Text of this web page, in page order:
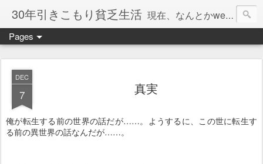
30年引きこもり貧乏生活 現在、なんとかweb系の仕事で食べています。このブログで扱う問題は「この世とはなにか」「人生とはなにか」「人間とはなにか」「強迫神経症の原因と解決法」「うつ病の原因と寄り添う方法」「家族の問題」などについてです。
Pages
DEC
7 真実
俺が転生する前の世界の話だが……。ようするに、この世に転生す
る前の異世界の話なんだが……。